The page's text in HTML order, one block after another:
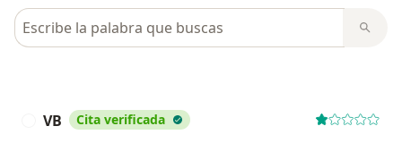
Busca en opiniones
VB Cita verificada